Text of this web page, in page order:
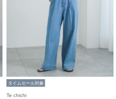
タイムセール対象
Te chichi